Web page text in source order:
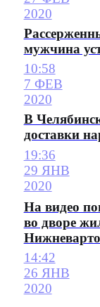
2020
мужчина
10:58
7 ФЕВ
2020
В
доставки
19:36
29 ЯНВ
2020
На видео
во дворе
14:42
26 ЯНВ
2020